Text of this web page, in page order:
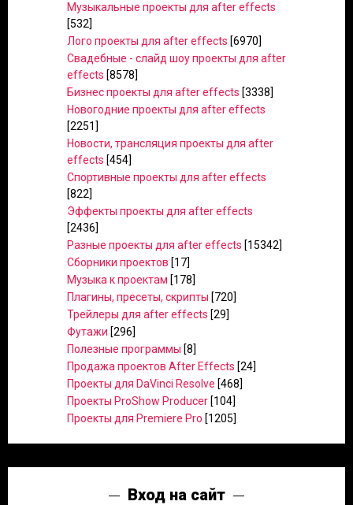
Музыкальные проекты для after effects
[532]
Лого проекты для after effects [6970]
Свадебные - слайд шоу проекты для after
effects [8578]
Бизнес проекты для after effects [3338]
Новогодние проекты для after effects
[2251]
Новости, трансляция проекты для after
effects [454]
Спортивные проекты для after effects
[822]
Эффекты проекты для after effects
[2436]
Разные проекты для after effects [15342]
Сборники проектов [17]
Музыка к проектам [178]
Плагины, пресеты, скрипты [720]
Трейлеры для after effects [29]
Футажи [296]
Полезные программы [8]
Продажа проектов After Effects [24]
Проекты для DaVinci Resolve [468]
Проекты ProShow Producer [104]
Проекты для Premiere Pro [1205]
Вход на сайт